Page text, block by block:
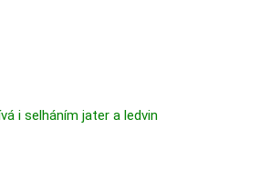
i selháním jater a ledvin